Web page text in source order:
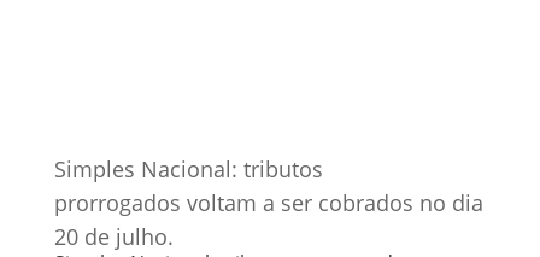
Simples Nacional: tributos
prorrogados voltam a ser cobrados no dia
20 de julho.